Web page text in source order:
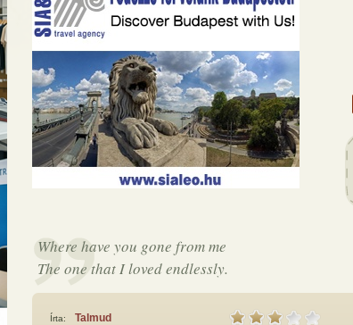
Where have you gone from me
The one that I loved endlessly.
Írta: Talmud